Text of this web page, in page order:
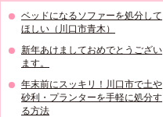
ベッドになるソファーを処分して
ほしい（川口市青木）
新年あけましておめでとうござい
ます。
年末前にスッキリ！川口市で土や
砂利・プランターを手軽に処分す
る方法